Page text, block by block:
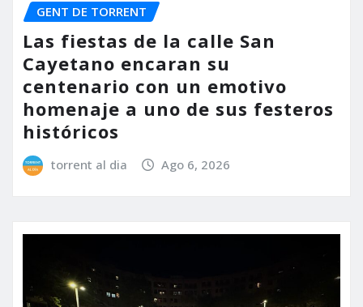
GENT DE TORRENT
Las fiestas de la calle San
Cayetano encaran su
centenario con un emotivo
homenaje a uno de sus festeros
históricos
torrent al dia Ago 6, 2026